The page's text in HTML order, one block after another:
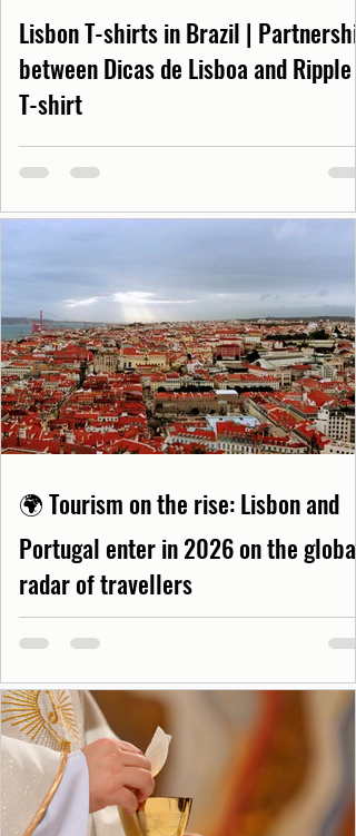
Lisbon T-shirts in Brazil | Partnership
between Dicas de Lisboa and Ripple
T-shirt
🌍 Tourism on the rise: Lisbon and
Portugal enter in 2026 on the global
radar of travellers